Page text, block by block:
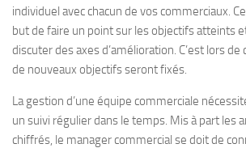
individuel avec chacun de vos commerciaux.
but de faire un point sur les objectifs atteints
discuter des axes d’amélioration. C’est lors
de nouveaux objectifs seront fixés.
La gestion d’une équipe commerciale
un suivi régulier dans le temps. Mis à part les
chiffrés, le manager commercial se doit de